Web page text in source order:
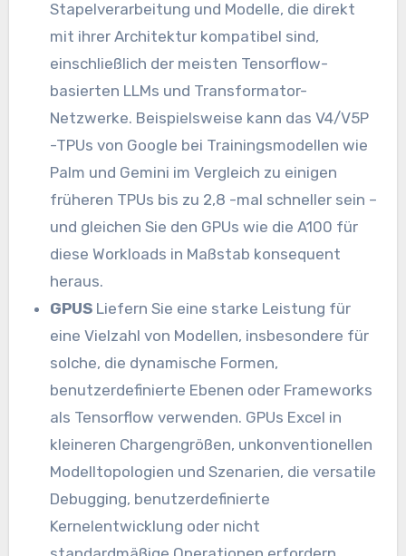
Stapelverarbeitung und Modelle, die direkt
mit ihrer Architektur kompatibel sind,
einschließlich der meisten Tensorflow-
basierten LLMs und Transformator-
Netzwerke. Beispielsweise kann das V4/V5P
-TPUs von Google bei Trainingsmodellen wie
Palm und Gemini im Vergleich zu einigen
früheren TPUs bis zu 2,8 -mal schneller sein –
und gleichen Sie den GPUs wie die A100 für
diese Workloads in Maßstab konsequent
heraus.
GPUS Liefern Sie eine starke Leistung für
eine Vielzahl von Modellen, insbesondere für
solche, die dynamische Formen,
benutzerdefinierte Ebenen oder Frameworks
als Tensorflow verwenden. GPUs Excel in
kleineren Chargengrößen, unkonventionellen
Modelltopologien und Szenarien, die versatile
Debugging, benutzerdefinierte
Kernelentwicklung oder nicht